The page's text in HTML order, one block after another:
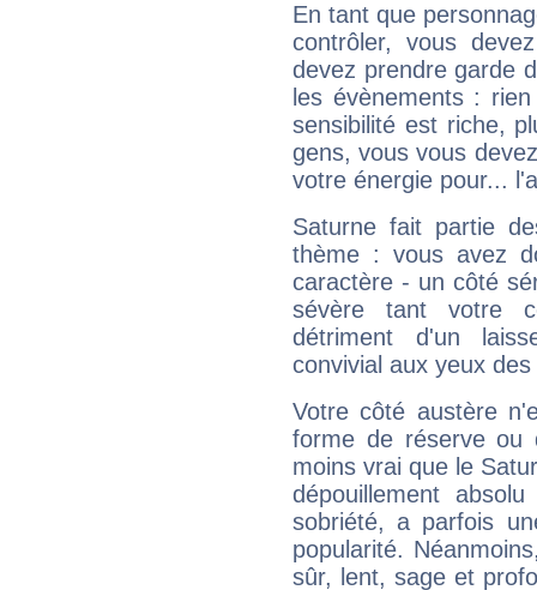
En tant que
contrôler, vous
devez prendre garde
les évènements :
sensibilité est riche,
gens, vous vous
votre énergie pour...
Saturne fait partie
thème : vous avez
caractère - un côté
sévère tant votre
détriment d'un
convivial aux yeux
Votre côté austère
forme de réserve
moins vrai que le
dépouillement
sobriété, a parfois
popularité.
sûr, lent, sage et